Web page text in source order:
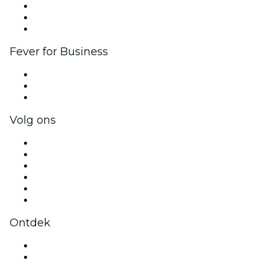
Fever for Business
Volg ons
Ontdek